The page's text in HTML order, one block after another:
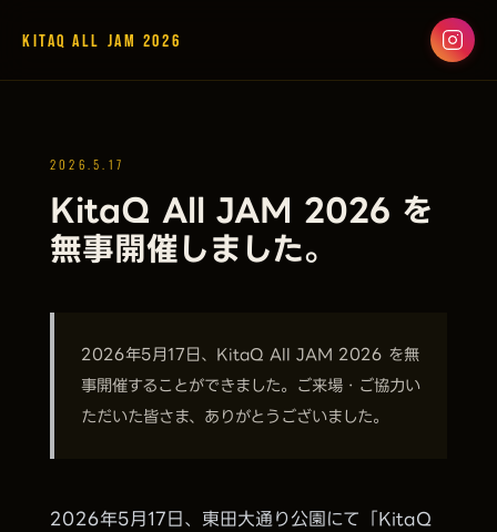
KitaQ All JAM 2026
2026.5.17
KitaQ All JAM 2026 を
無事開催しました。
2026年5月17日、KitaQ All JAM 2026 を無
事開催することができました。ご来場・ご協力い
ただいた皆さま、ありがとうございました。
2026年5月17日、東田大通り公園にて「KitaQ